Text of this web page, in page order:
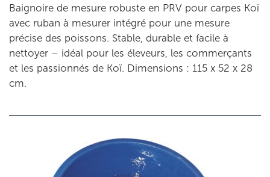
Baignoire de mesure robuste en PRV pour carpes Koï
avec ruban à mesurer intégré pour une mesure
précise des poissons. Stable, durable et facile à
nettoyer – idéal pour les éleveurs, les commerçants
et les passionnés de Koï. Dimensions : 115 x 52 x 28
cm.